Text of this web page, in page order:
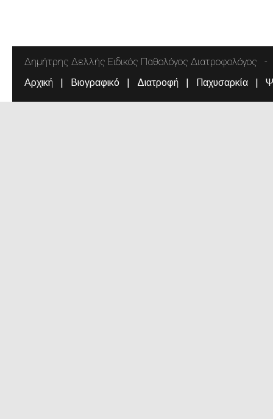
Δημήτρης Δελλής Ειδικός Παθολόγος Διατροφολόγος
Αρχική Βιογραφικό Διατροφή Παχυσαρκία